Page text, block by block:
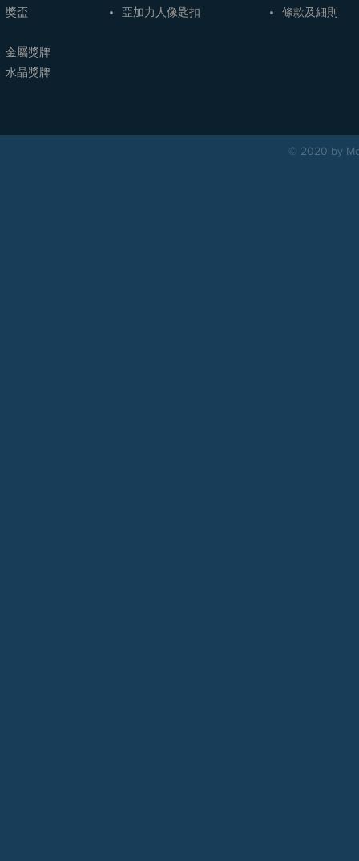
獎盃
金屬獎牌
​水晶獎牌
​亞加力人像匙扣 條款及細則
© 2020 by